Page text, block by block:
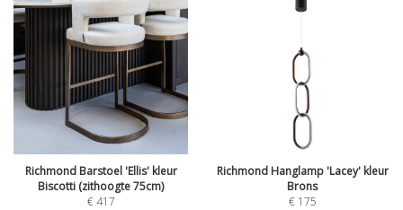
Richmond Barstoel 'Ellis' kleur
Biscotti (zithoogte 75cm)
€417
Richmond Hanglamp 'Lacey' kleur
Brons
€ 175